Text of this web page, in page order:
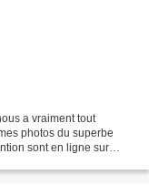
a vraiment tout
photos du superbe
sont en ligne sur